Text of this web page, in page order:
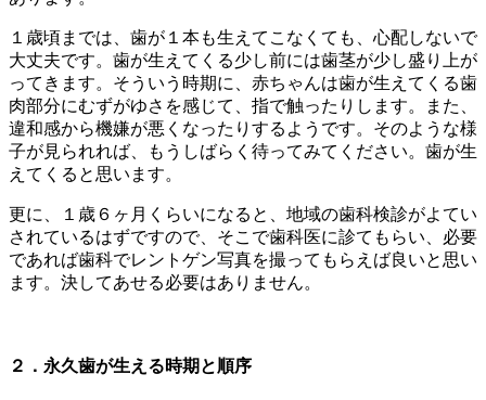
１歳頃までは、歯が１本も生えてこなくても、心配しないで
大丈夫です。歯が生えてくる少し前には歯茎が少し盛り上が
ってきます。そういう時期に、赤ちゃんは歯が生えてくる歯
肉部分にむずがゆさを感じて、指で触ったりします。また、
違和感から機嫌が悪くなったりするようです。そのような様
子が見られれば、もうしばらく待ってみてください。歯が生
えてくると思います。
更に、１歳６ヶ月くらいになると、地域の歯科検診がよてい
されているはずですので、そこで歯科医に診てもらい、必要
であれば歯科でレントゲン写真を撮ってもらえば良いと思い
ます。決してあせる必要はありません。
２．永久歯が生える時期と順序